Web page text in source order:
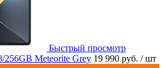
Быстрый просмотр
256GB Meteorite Grey 19 990 руб. / шт